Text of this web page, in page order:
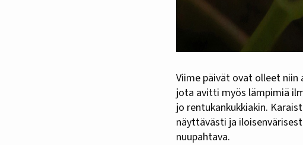
Viime päivät ovat olleet niin aurinkoisia ja lämpimiä, että luonto oikein puhkuu reipasta kasvuvauhtia,
jota avitti myös lämpimiä
jo rentukankukkiakin.
näyttävästi ja
nuupahtava.